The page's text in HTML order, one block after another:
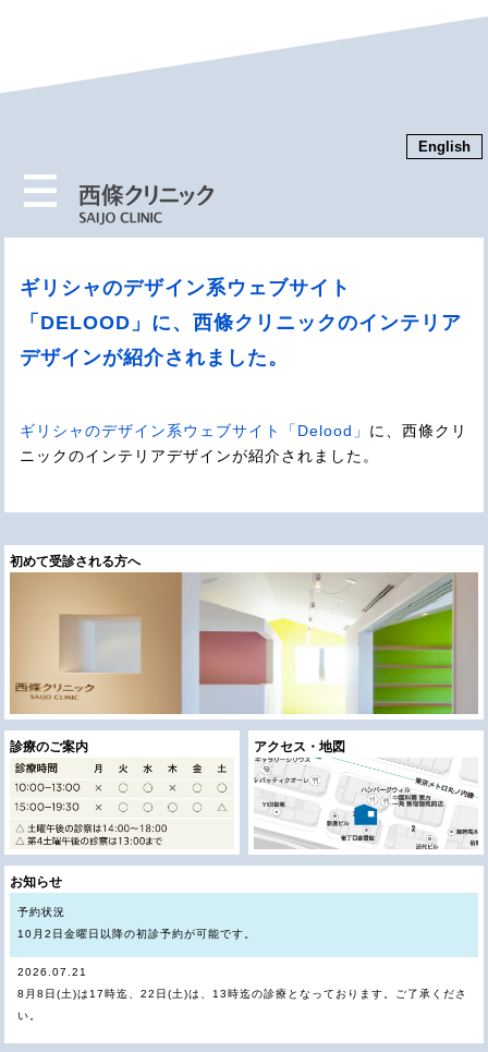
English
ギリシャのデザイン系ウェブサイト
「DELOOD」に、西條クリニックのインテリア
デザインが紹介されました。
ギリシャのデザイン系ウェブサイト「Delood」 に、西條クリ
ニックのインテリアデザインが紹介されました。
初めて受診される方へ
診療のご案内 アクセス・地図
お知らせ
予約状況
10月2日金曜日以降の初診予約が可能です。
2026.07.21
8月8日(土)は17時迄、22日(土)は、13時迄の診療となっております。ご了承くださ
い。
2026.07.21